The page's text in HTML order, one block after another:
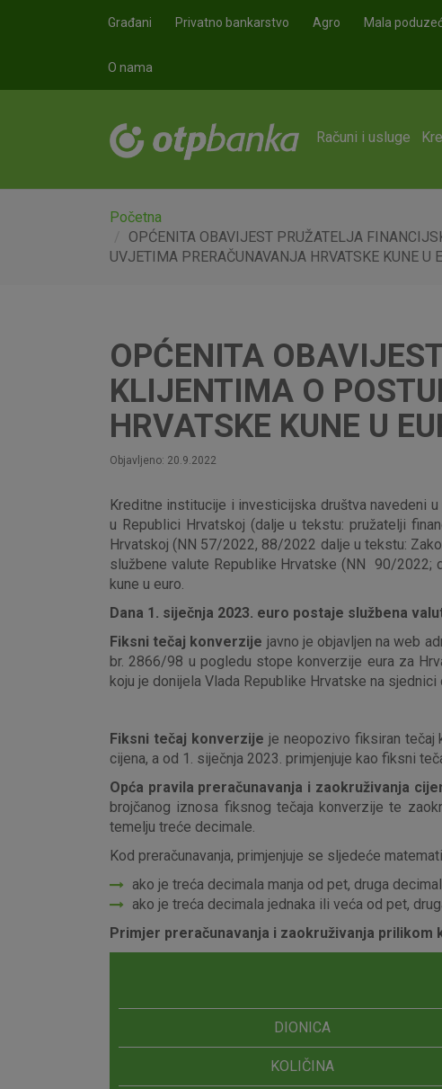
Građani Privatno bankarstvo Agro Mala
O nama
Računi i usluge
Početna
OPĆENITA OBAVIJEST PRUŽATELJA
UVJETIMA PRERAČUNAVANJA HRVATSKE KUNE U
OPĆENITA
KLIJENTIMA O
HRVATSKE KUNE U
Objavljeno: 20.9.2022
Kreditne institucije i investicijska društva navedeni
u Republici Hrvatskoj (dalje u tekstu: pružatelji
Hrvatskoj (NN 57/2022, 88/2022 dalje u tekstu:
službene valute Republike Hrvatske (NN 90/2022;
kune u euro.
Dana 1. siječnja 2023. euro postaje službena
Fiksni tečaj konverzije javno je objavljen na web
br. 2866/98 u pogledu stope konverzije eura za
koju je donijela Vlada Republike Hrvatske na
Fiksni tečaj konverzije je neopozivo fiksiran tečaj
cijena, a od 1. siječnja 2023. primjenjuje kao fiksni
Opća pravila preračunavanja i zaokruživanja
brojčanog iznosa fiksnog tečaja konverzije te
temelju treće decimale.
Kod preračunavanja, primjenjuje se sljedeće
ako je treća decimala manja od pet, druga
ako je treća decimala jednaka ili veća od pet,
Primjer preračunavanja i zaokruživanja prilikom
DIONICA
KOLIČINA